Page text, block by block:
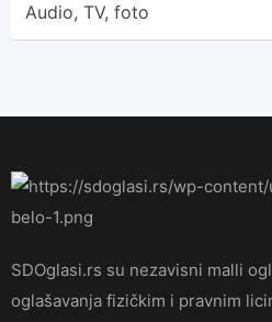
Audio, TV, foto
SDOglasi.rs su nezavisni malli
oglašavanja fizičkim i pravnim